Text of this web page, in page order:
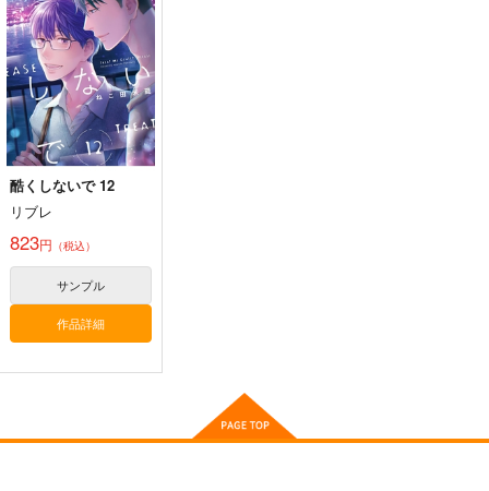
専売 2,178円 （税込）
オリジナル
サンプル
カート
神座万象・第十四機
藤ちょこ「星の記憶と
巡り合う」絵師100人
展 16 大阪展 前売り券
酷くしないで 12
リブレ
823円 （税込）
サンプル
作品詳細